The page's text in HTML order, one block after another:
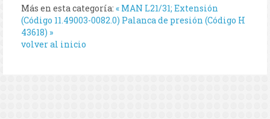
Más en esta categoría: « MAN L21/31; Extensión
(Código 11.49003-0082.0) Palanca de presión (Código H
43618) »
volver al inicio